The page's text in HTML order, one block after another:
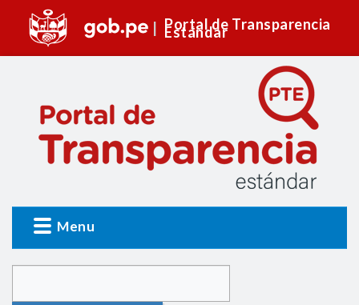
Portal de Transparencia
Estándar
Menu